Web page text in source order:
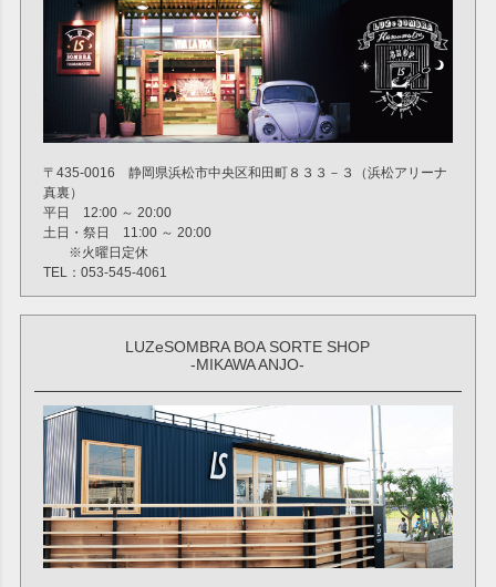
〒435-0016 静岡県浜松市中央区和田町８３３－３（浜松アリーナ
真裏）
平日 12:00 ～ 20:00
土日・祭日 11:00 ～ 20:00
※火曜日定休
TEL：053-545-4061
LUZeSOMBRA BOA SORTE SHOP
-MIKAWA ANJO-